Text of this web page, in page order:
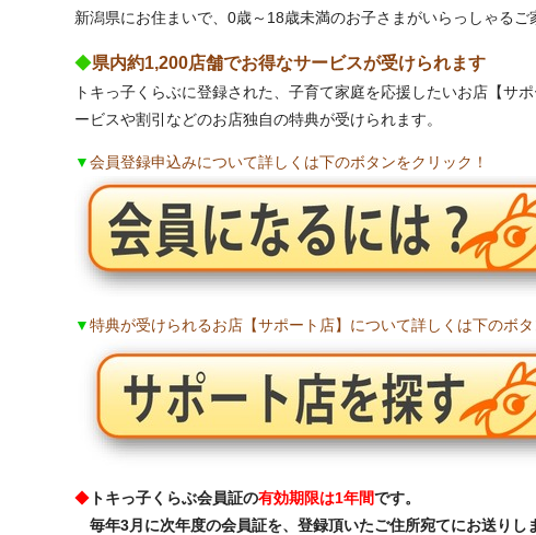
新潟県にお住まいで、0歳～18歳未満のお子さまがいらっしゃるご
◆県内約1,200店舗でお得なサービスが受けられます
トキっ子くらぶに登録された、子育て家庭を応援したいお店【サ
ービスや割引などのお店独自の特典が受けられます。
▼会員登録申込みについて詳しくは下のボタンをクリック！
▼特典が受けられるお店【サポート店】について詳しくは下のボ
◆ トキっ子くらぶ会員証の有効期限は1年間です。
毎年3月に次年度の会員証を、登録頂いたご住所宛てにお送りし